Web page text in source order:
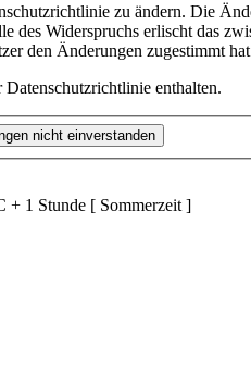
zu ändern. Die
Widerspruchs erlischt das
den Änderungen zugestimmt
enthalten.
+ 1 Stunde [ Sommerzeit ]